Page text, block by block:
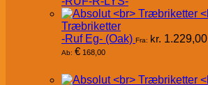
Træbriketter
-Ruf Eg- (Oak) Fra: kr. 1.229,00
Ab: € 168,00